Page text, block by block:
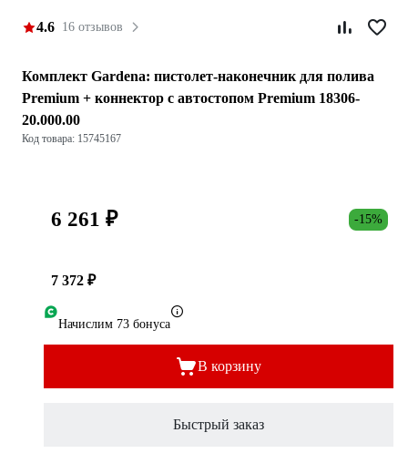
4.6 16 отзывов
Комплект Gardena: пистолет-наконечник для полива
Premium + коннектор с автостопом Premium 18306-
20.000.00
Код товара: 15745167
6 261 ₽ -15%
7 372 ₽
Начислим 73 бонуса
В корзину
Быстрый заказ